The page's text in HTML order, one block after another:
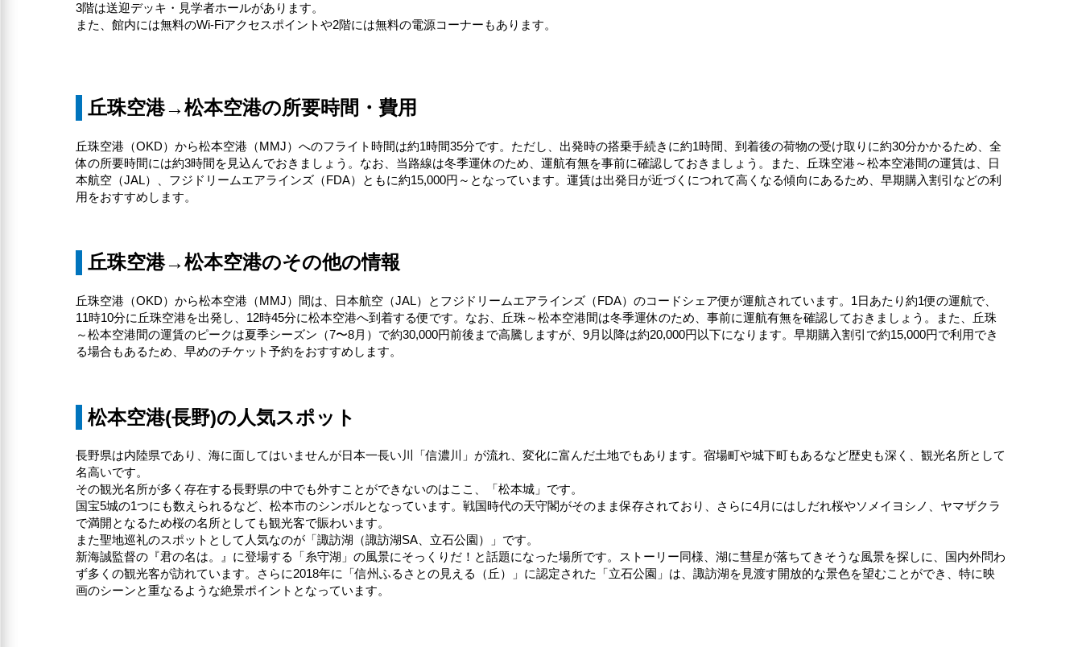
3階は送迎デッキ・見学者ホールがあります。
また、館内には無料のWi-Fiアクセスポイントや2階には無料の電源コーナーもあります。
丘珠空港→松本空港の所要時間・費用
丘珠空港（OKD）から松本空港（MMJ）へのフライト時間は約1時間35分です。ただし、出発時の搭乗手続きに約1時間、到着後の荷物の受け取りに約30分かかるため、全
体の所要時間には約3時間を見込んでおきましょう。なお、当路線は冬季運休のため、運航有無を事前に確認しておきましょう。また、丘珠空港～松本空港間の運賃は、日
本航空（JAL）、フジドリームエアラインズ（FDA）ともに約15,000円～となっています。運賃は出発日が近づくにつれて高くなる傾向にあるため、早期購入割引などの利
用をおすすめします。
丘珠空港→松本空港のその他の情報
丘珠空港（OKD）から松本空港（MMJ）間は、日本航空（JAL）とフジドリームエアラインズ（FDA）のコードシェア便が運航されています。1日あたり約1便の運航で、
11時10分に丘珠空港を出発し、12時45分に松本空港へ到着する便です。なお、丘珠～松本空港間は冬季運休のため、事前に運航有無を確認しておきましょう。また、丘珠
～松本空港間の運賃のピークは夏季シーズン（7〜8月）で約30,000円前後まで高騰しますが、9月以降は約20,000円以下になります。早期購入割引で約15,000円で利用でき
る場合もあるため、早めのチケット予約をおすすめします。
松本空港(長野)の人気スポット
長野県は内陸県であり、海に面してはいませんが日本一長い川「信濃川」が流れ、変化に富んだ土地でもあります。宿場町や城下町もあるなど歴史も深く、観光名所として
名高いです。
その観光名所が多く存在する長野県の中でも外すことができないのはここ、「松本城」です。
国宝5城の1つにも数えられるなど、松本市のシンボルとなっています。戦国時代の天守閣がそのまま保存されており、さらに4月にはしだれ桜やソメイヨシノ、ヤマザクラ
で満開となるため桜の名所としても観光客で賑わいます。
また聖地巡礼のスポットとして人気なのが「諏訪湖（諏訪湖SA、立石公園）」です。
新海誠監督の『君の名は。』に登場する「糸守湖」の風景にそっくりだ！と話題になった場所です。ストーリー同様、湖に彗星が落ちてきそうな風景を探しに、国内外問わ
ず多くの観光客が訪れています。さらに2018年に「信州ふるさとの見える（丘）」に認定された「立石公園」は、諏訪湖を見渡す開放的な景色を望むことができ、特に映
画のシーンと重なるような絶景ポイントとなっています。